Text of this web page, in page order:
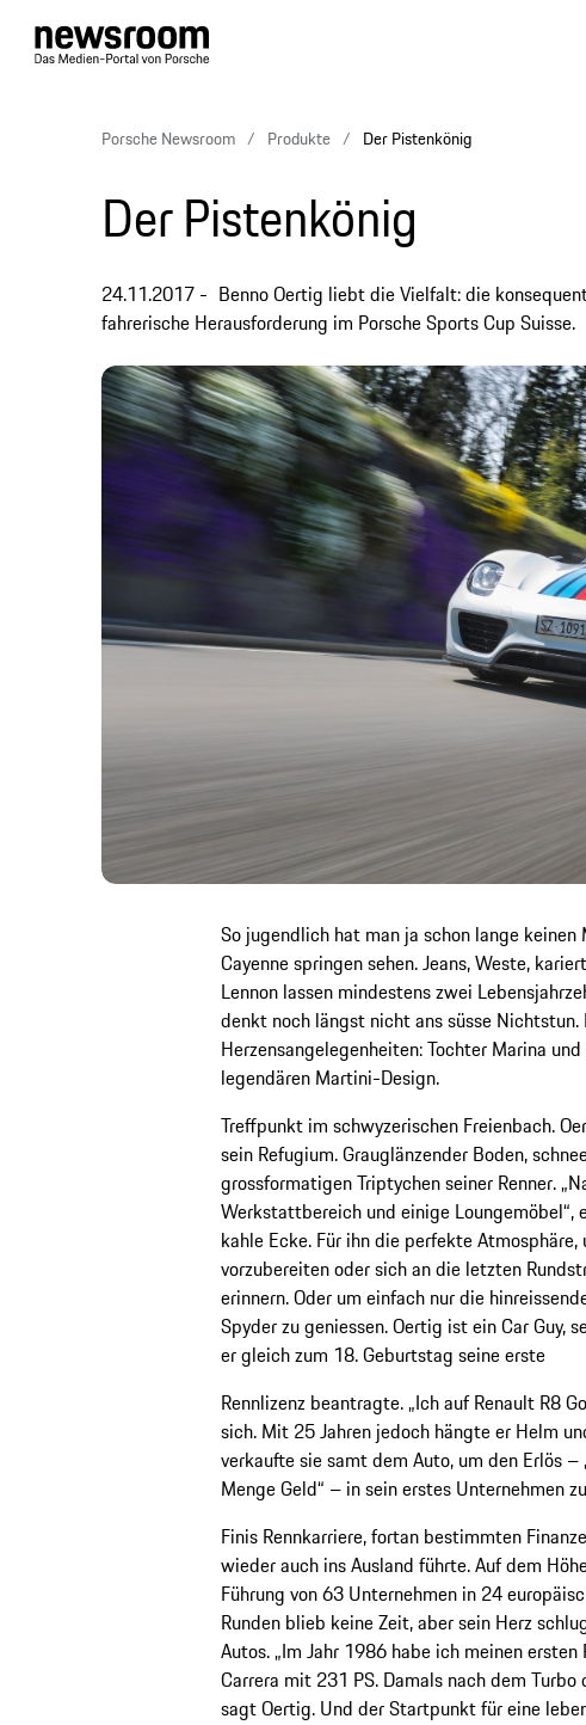
Porsche Newsroom Produkte Der Pistenkönig
Der Pistenkönig
24.11.2017
Benno Oertig liebt die Vielfalt: die
fahrerische Herausforderung im Porsche Sports Cup Suisse.
So jugendlich hat man ja schon lange
Cayenne springen sehen. Jeans, Weste,
Lennon lassen mindestens zwei
denkt noch längst nicht ans süsse
Herzensangelegenheiten: Tochter Marina
legendären Martini-Design.
Treffpunkt im schwyzerischen Freienbach.
sein Refugium. Grauglänzender Boden,
grossformatigen Triptychen seiner Renner.
Werkstattbereich und einige
kahle Ecke. Für ihn die perfekte
vorzubereiten oder sich an die letzten
erinnern. Oder um einfach nur die
Spyder zu geniessen. Oertig ist ein Car Guy,
er gleich zum 18. Geburtstag seine erste
Rennlizenz beantragte. „Ich auf Renault R8
sich. Mit 25 Jahren jedoch hängte er Helm
verkaufte sie samt dem Auto, um den Erlös
Menge Geld“ – in sein erstes Unternehmen
Finis Rennkarriere, fortan bestimmten
wieder auch ins Ausland führte. Auf dem
Führung von 63 Unternehmen in 24
Runden blieb keine Zeit, aber sein Herz
Autos. „Im Jahr 1986 habe ich meinen
Carrera mit 231 PS. Damals nach dem
sagt Oertig. Und der Startpunkt für eine